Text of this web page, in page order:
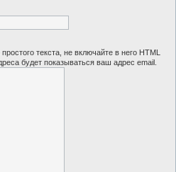
текста, не включайте в него HTML
будет показываться ваш адрес email.